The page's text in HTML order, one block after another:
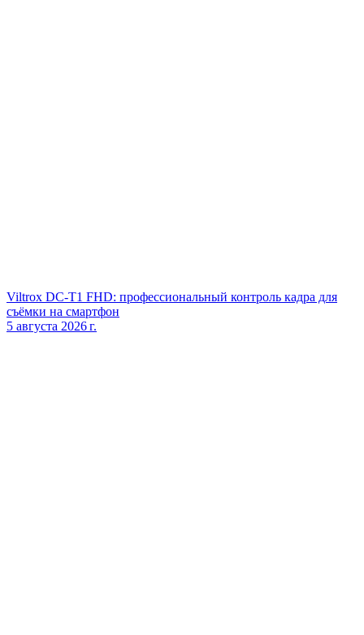
Viltrox DC‑T1 FHD: профессиональный контроль кадра для
съёмки на смартфон
5 августа 2026 г.